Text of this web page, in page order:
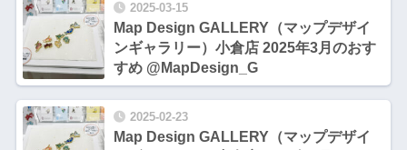
2025-03-15
Map Design GALLERY（マップデザイ
ンギャラリー）小倉店 2025年3月のおす
すめ @MapDesign_G
2025-02-23
Map Design GALLERY（マップデザイ